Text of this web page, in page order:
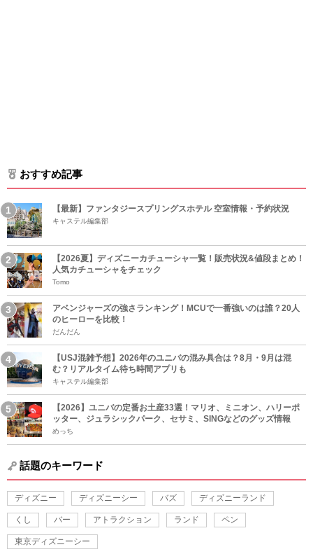
おすすめ記事
【最新】ファンタジースプリングスホテル 空室情報・予約状況
キャステル編集部
【2026夏】ディズニーカチューシャ一覧！販売状況&値段まとめ！
人気カチューシャをチェック
Tomo
アベンジャーズの強さランキング！MCUで一番強いのは誰？20人
のヒーローを比較！
だんだん
【USJ混雑予想】2026年のユニバの混み具合は？8月・9月は混
む？リアルタイム待ち時間アプリも
キャステル編集部
【2026】ユニバの定番お土産33選！マリオ、ミニオン、ハリーポ
ッター、ジュラシックパーク、セサミ、SINGなどのグッズ情報
めっち
話題のキーワード
ディズニー ディズニーシー バズ ディズニーランド
くし バー アトラクション ランド ペン
東京ディズニーシー